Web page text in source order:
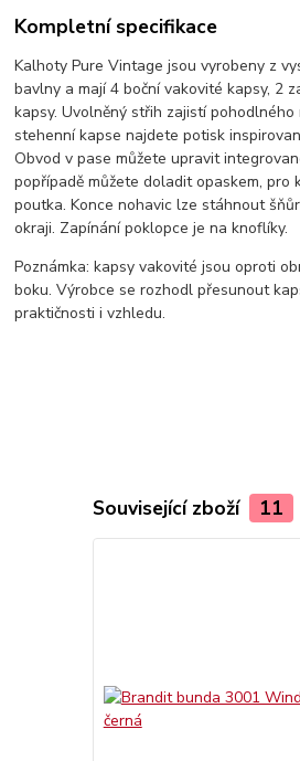
Kompletní specifikace
Kalhoty Pure Vintage jsou vyrobeny z
bavlny a mají 4 boční vakovité kapsy, 2
kapsy. Uvolněný střih zajistí pohodlného
stehenní kapse najdete potisk
Obvod v pase můžete upravit
popřípadě můžete doladit opaskem, pro
poutka. Konce nohavic lze stáhnout
okraji. Zapínání poklopce je na knoflíky.
Poznámka: kapsy vakovité jsou oproti
boku. Výrobce se rozhodl přesunout
praktičnosti i vzhledu.
Související zboží 11